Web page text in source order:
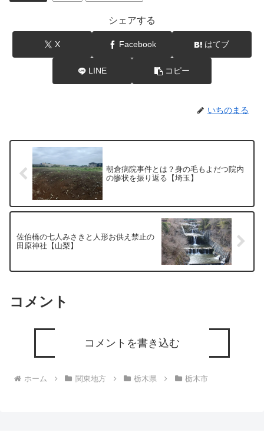
シェアする
X Facebook はてブ
LINE コピー
いちのまる
朝倉病院事件とは？身の毛もよだつ院内
の惨状を振り返る【埼玉】
佐伯橋の七人みさきと人形お供え禁止の
田原神社【山梨】
コメント
コメントを書き込む
ホーム 関東地方 栃木県 栃木市